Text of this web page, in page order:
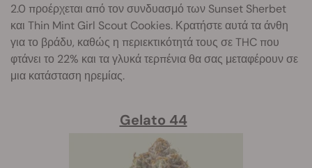
2.0 προέρχεται από τον συνδυασμό των Sunset Sherbet
και Thin Mint Girl Scout Cookies. Κρατήστε αυτά τα άνθη
για το βράδυ, καθώς η περιεκτικότητά τους σε THC που
φτάνει το 22% και τα γλυκά τερπένια θα σας μεταφέρουν σε
μια κατάσταση ηρεμίας.
Gelato 44